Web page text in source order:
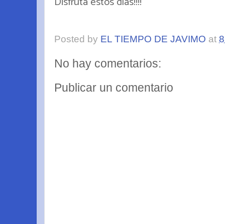
Posted by EL TIEMPO DE JAVIMO at
No hay comentarios:
Publicar un comentario